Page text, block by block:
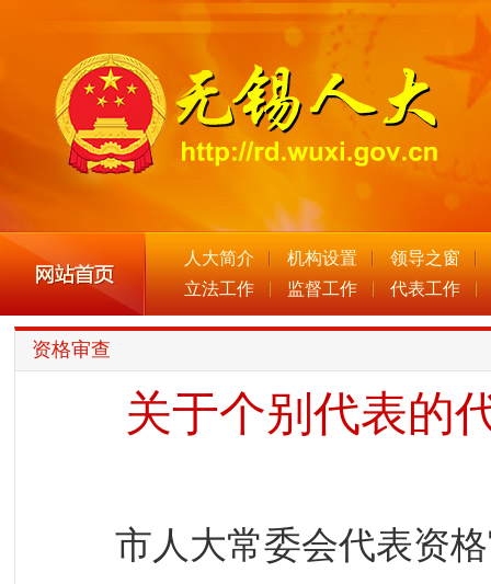
人大简介 机构设置
领导之窗
立法工作
监督工作 代表工作
资格审查
关于个别代表的
市人大常委会代表资